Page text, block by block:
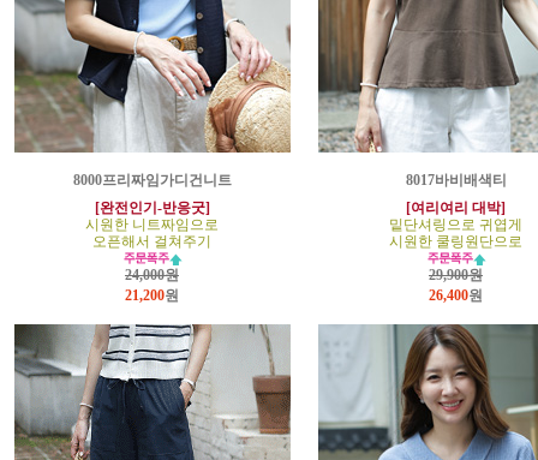
8000프리짜임가디건니트
[완전인기-반응굿]
시원한 니트짜임으로
오픈해서 걸쳐주기
24,000원
21,200원
8017바비배색티
[여리여리 대박]
밑단셔링으로 귀엽게
시원한 쿨링원단으로
29,900원
26,400원